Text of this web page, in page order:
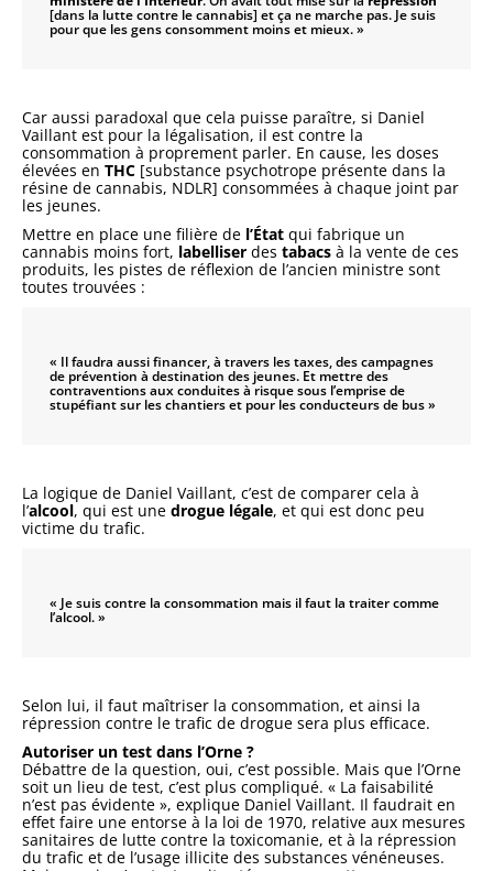
[dans la lutte contre le cannabis] et ça ne marche pas. Je suis
pour que les gens consomment moins et mieux. »
Car aussi paradoxal que cela puisse paraître, si Daniel
Vaillant est pour la légalisation, il est contre la
consommation à proprement parler. En cause, les doses
élevées en THC [substance psychotrope présente dans la
résine de cannabis, NDLR] consommées à chaque joint par
les jeunes.
Mettre en place une filière de l’État qui fabrique un
cannabis moins fort, labelliser des tabacs à la vente de ces
produits, les pistes de réflexion de l’ancien ministre sont
toutes trouvées :
« Il faudra aussi financer, à travers les taxes, des campagnes
de prévention à destination des jeunes. Et mettre des
contraventions aux conduites à risque sous l’emprise de
stupéfiant sur les chantiers et pour les conducteurs de bus »
La logique de Daniel Vaillant, c’est de comparer cela à
l’alcool, qui est une drogue légale, et qui est donc peu
victime du trafic.
« Je suis contre la consommation mais il faut la traiter comme
l’alcool. »
Selon lui, il faut maîtriser la consommation, et ainsi la
répression contre le trafic de drogue sera plus efficace.
Autoriser un test dans l’Orne ?
Débattre de la question, oui, c’est possible. Mais que l’Orne
soit un lieu de test, c’est plus compliqué. « La faisabilité
n’est pas évidente », explique Daniel Vaillant. Il faudrait en
effet faire une entorse à la loi de 1970, relative aux mesures
sanitaires de lutte contre la toxicomanie, et à la répression
du trafic et de l’usage illicite des substances vénéneuses.